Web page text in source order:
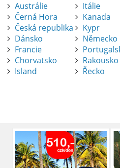
Austrálie
Černá Hora
Česká republika
Dánsko
Francie
Chorvatsko
Island
Itálie
Kanada
Kypr
Německo
Rakousko
Řecko
Pronájem auta na
Půjčení auta na
způsob, jak
brána do regionu
přibližně 9 km od
číst :celý článek